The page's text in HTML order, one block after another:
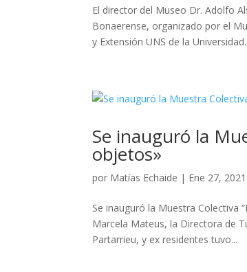
El director del Museo Dr. Adolfo
Bonaerense, organizado por el
y Extensión UNS de la
Se inauguró la
objetos»
por Matías Echaide | Ene 27, 2021
Se inauguró la Muestra Colectiva
Marcela Mateus, la Directora de
Partarrieu, y ex residentes tuvo...